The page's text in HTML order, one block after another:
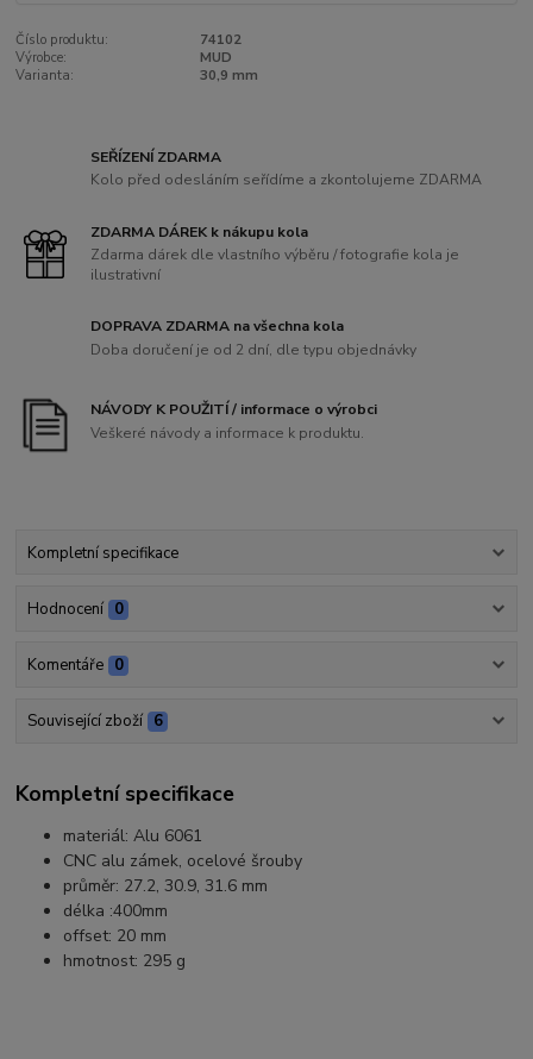
Číslo produktu:
74102
Výrobce:
MUD
Varianta:
30,9 mm
SEŘÍZENÍ ZDARMA
Kolo před odesláním seřídíme a zkontolujeme ZDARMA
ZDARMA DÁREK k nákupu kola
Zdarma dárek dle vlastního výběru / fotografie kola je
ilustrativní
DOPRAVA ZDARMA na všechna kola
Doba doručení je od 2 dní, dle typu objednávky
NÁVODY K POUŽITÍ / informace o výrobci
Veškeré návody a informace k produktu.
Kompletní specifikace
Hodnocení 0
Komentáře 0
Související zboží 6
Kompletní specifikace
materiál: Alu 6061
CNC alu zámek, ocelové šrouby
průměr: 27.2, 30.9, 31.6 mm
délka :400mm
offset: 20 mm
hmotnost: 295 g